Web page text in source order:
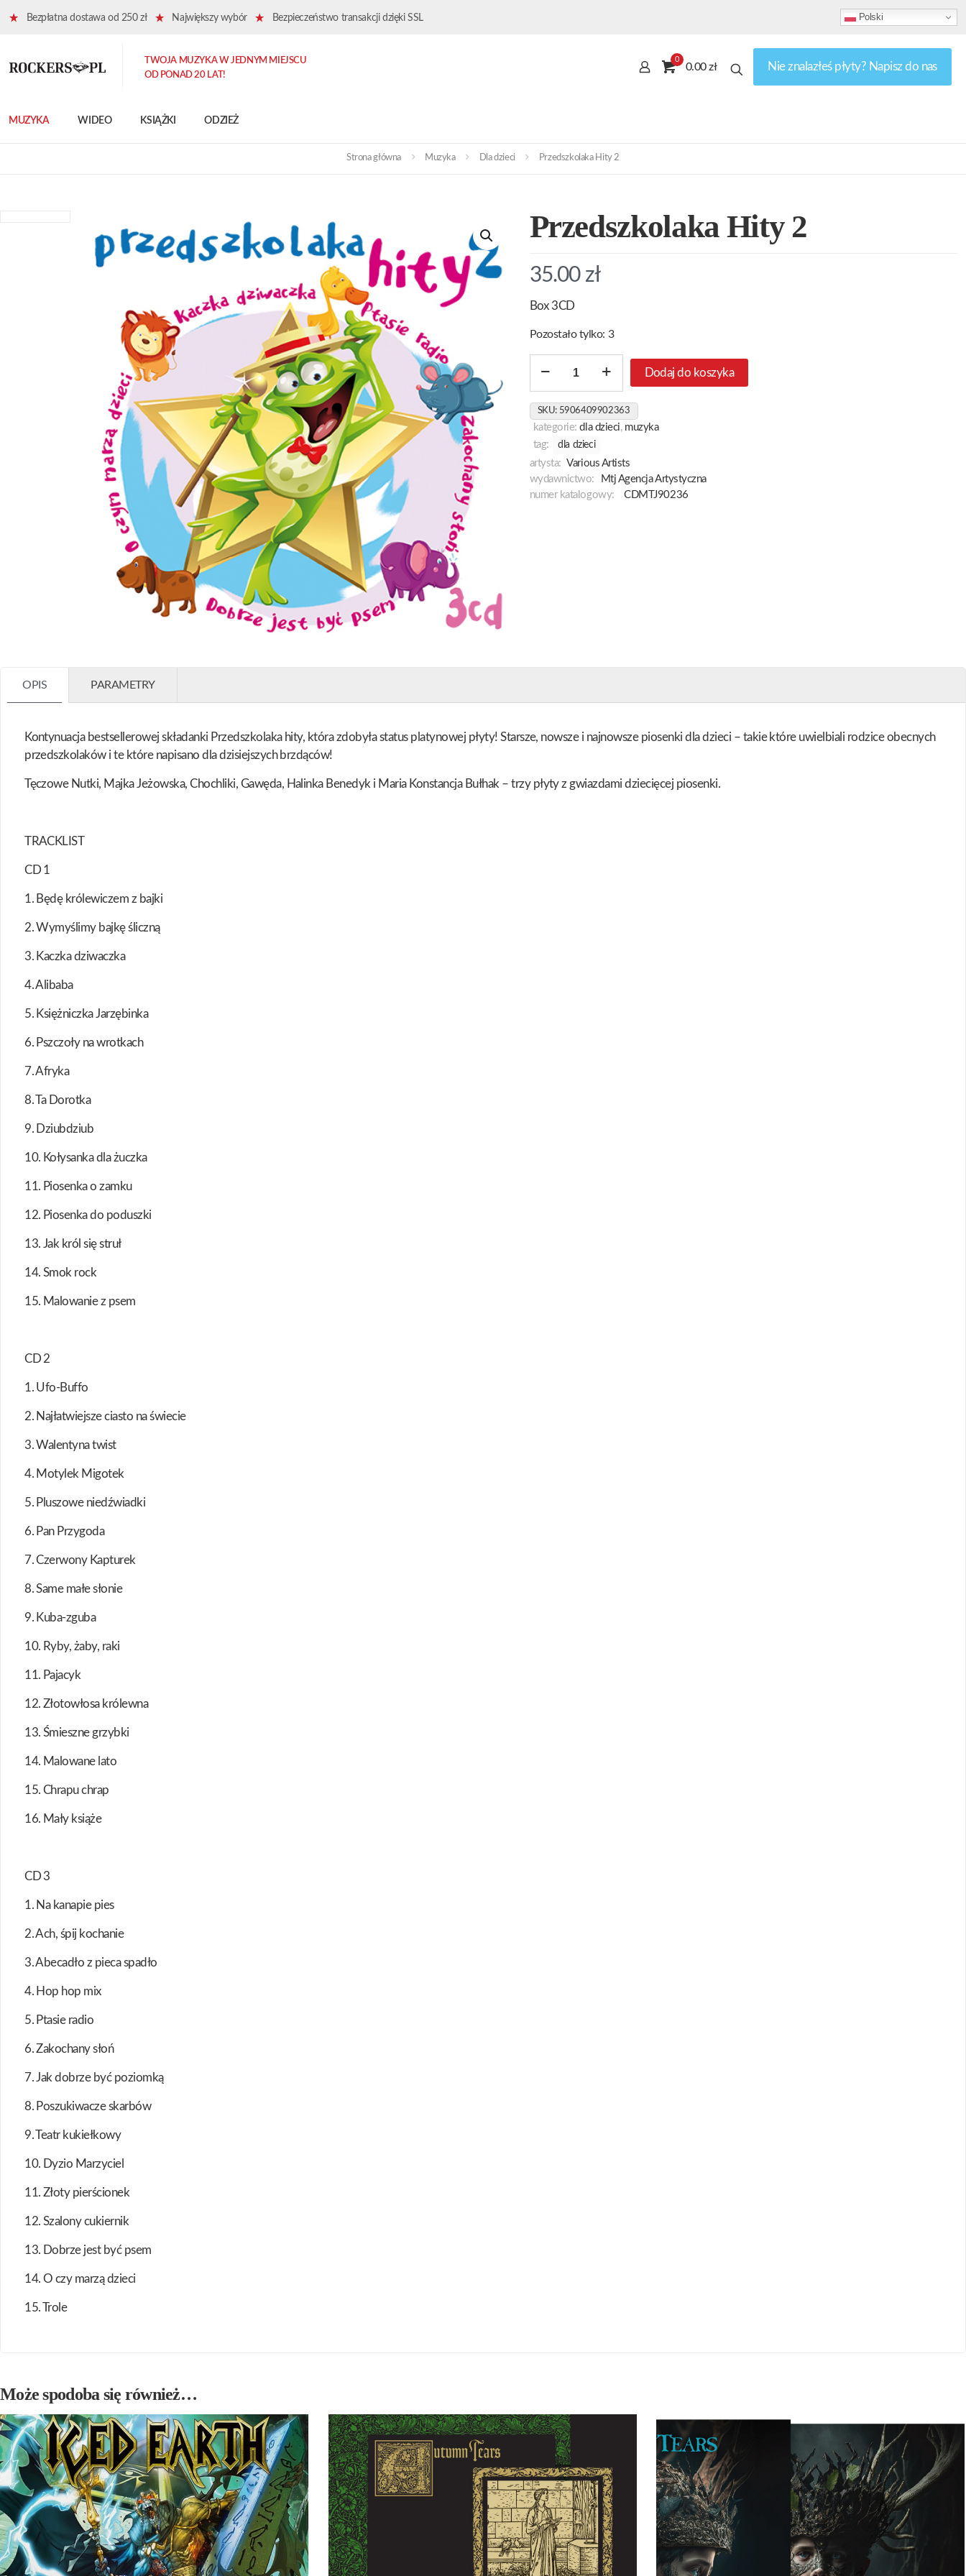
Bezpłatna dostawa od 250 zł Największy wybór Bezpieczeństwo transakcji dzięki SSL Polski
MUZYKA WIDEO KSIĄŻKI ODZIEŻ
TWOJA MUZYKA W JEDNYM MIEJSCU
OD PONAD 20 LAT!
0
0.00 zł Nie znalazłeś płyty? Napisz do nas
Strona główna Muzyka Dla dzieci Przedszkolaka Hity 2
Przedszkolaka Hity 2
35.00 zł
Box 3CD
Pozostało tylko: 3
Przedszkolaka
2
Dodaj do koszyka
SKU: 5906409902363
kategorie:dla dzieci, muzyka
tag:
dla dzieci
artysta: Various Artists
wydawnictwo:
Mtj Agencja Artystyczna
numer katalogowy:
CDMTJ90236
OPIS PARAMETRY
Kontynuacja bestsellerowej składanki Przedszkolaka hity, która zdobyła status platynowej płyty! Starsze, nowsze i najnowsze piosenki dla dzieci – takie które uwielbiali rodzice obecnych
przedszkolaków i te które napisano dla dzisiejszych brzdąców!
Tęczowe Nutki, Majka Jeżowska, Chochliki, Gawęda, Halinka Benedyk i Maria Konstancja Bułhak – trzy płyty z gwiazdami dziecięcej piosenki.
TRACKLIST
CD 1
1. Będę królewiczem z bajki
2. Wymyślimy bajkę śliczną
3. Kaczka dziwaczka
4. Alibaba
5. Księżniczka Jarzębinka
6. Pszczoły na wrotkach
7. Afryka
8. Ta Dorotka
9. Dziubdziub
10. Kołysanka dla żuczka
11. Piosenka o zamku
12. Piosenka do poduszki
13. Jak król się struł
14. Smok rock
15. Malowanie z psem
CD 2
1. Ufo-Buffo
2. Najłatwiejsze ciasto na świecie
3. Walentyna twist
4. Motylek Migotek
5. Pluszowe niedźwiadki
6. Pan Przygoda
7. Czerwony Kapturek
8. Same małe słonie
9. Kuba-zguba
10. Ryby, żaby, raki
11. Pajacyk
12. Złotowłosa królewna
13. Śmieszne grzybki
14. Malowane lato
15. Chrapu chrap
16. Mały książe
CD 3
1. Na kanapie pies
2. Ach, śpij kochanie
3. Abecadło z pieca spadło
4. Hop hop mix
5. Ptasie radio
6. Zakochany słoń
7. Jak dobrze być poziomką
8. Poszukiwacze skarbów
9. Teatr kukiełkowy
10. Dyzio Marzyciel
11. Złoty pierścionek
12. Szalony cukiernik
13. Dobrze jest być psem
14. O czy marzą dzieci
15. Trole
Może spodoba się również…